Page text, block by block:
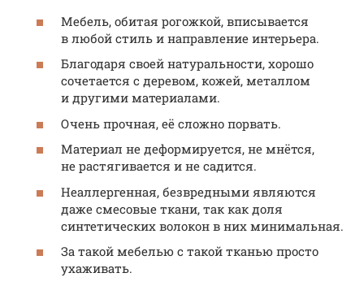
Мебель, обитая рогожкой, вписывается
в любой стиль и направление интерьера.
Благодаря своей натуральности, хорошо
сочетается с деревом, кожей, металлом
и другими материалами.
Очень прочная, её сложно порвать.
Материал не деформируется, не мнётся,
не растягивается и не садится.
Неаллергенная, безвредными являются
даже смесовые ткани, так как доля
синтетических волокон в них минимальная.
За такой мебелью с такой тканью просто
ухаживать.